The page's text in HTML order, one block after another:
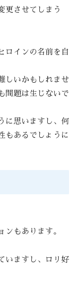
更させてしまう
ロインの名前を自
しいかもしれませ
問題は生じないで
に思いますし、何
もあるでしょうに
ンもあります。
いますし、ロリ好